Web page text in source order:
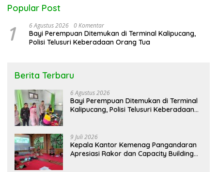
Popular Post
1 6 Agustus 2026 0 Komentar
Bayi Perempuan Ditemukan di Terminal Kalipucang,
Polisi Telusuri Keberadaan Orang Tua
Berita Terbaru
6 Agustus 2026
Bayi Perempuan Ditemukan di Terminal
Kalipucang, Polisi Telusuri Keberadaan
9 Juli 2026
Kepala Kantor Kemenag Pangandaran
Apresiasi Rakor dan Capacity Building